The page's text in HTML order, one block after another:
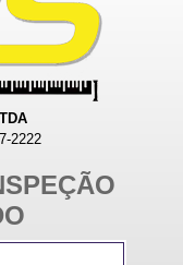
2222